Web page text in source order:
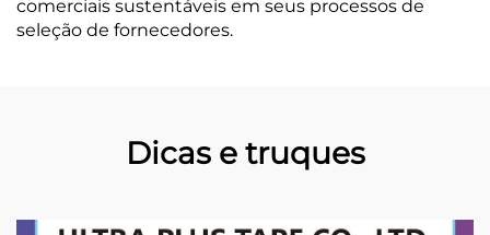
comerciais sustentáveis em seus processos de
seleção de fornecedores.
Dicas e truques